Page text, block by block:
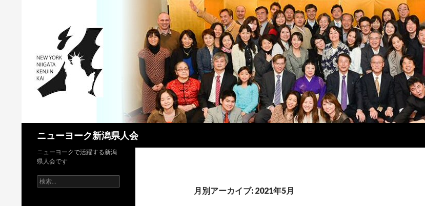
ニューヨーク新潟県人会
月別アーカイブ: 2021年5月
ニューヨークで活躍する新潟
県人会です
検
索: